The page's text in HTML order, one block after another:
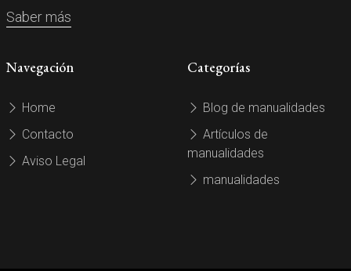
Saber más
Navegación
Home
Contacto
Aviso Legal
Categorías
Blog de manualidades
Artículos de
manualidades
manualidades